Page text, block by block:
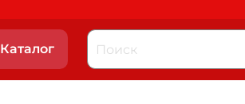
Каталог